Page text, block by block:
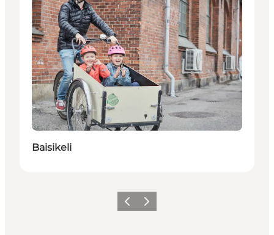
Baisikeli
PrécédentSuivant